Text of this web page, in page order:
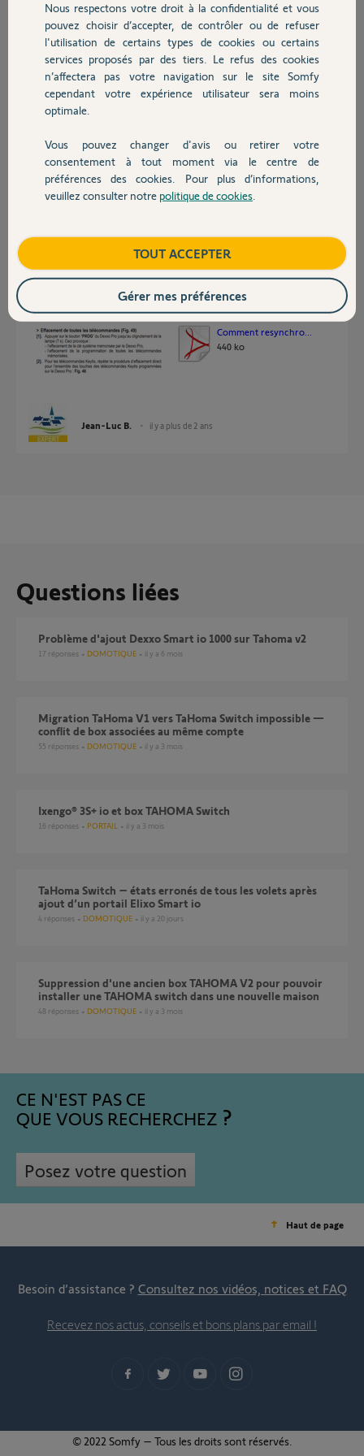
Chauffage
Autres produits
Devis avec un pro
Contact
Merci,
HERVE T.
il y a plus de 2 ans
Participer au fil de discussion
Réponses
Ensuite vous réaffectez vos télécommandes.
Resynchronisez votre Tahoma avec le serveur Somfy.
Bonne journée !
Comment resynchro...
440 ko
Jean-Luc B. il y a plus de 2 ans
Questions liées
Problème d'ajout Dexxo Smart io 1000 sur Tahoma v2
17 réponses DOMOTIQUE il y a 6 mois
Migration TaHoma V1 vers TaHoma Switch impossible —
conflit de box associées au même compte
55 réponses DOMOTIQUE il y a 3 mois
Ixengo® 3S+ io et box TAHOMA Switch
16 réponses PORTAIL il y a 3 mois
TaHoma Switch – états erronés de tous les volets après
ajout d’un portail Elixo Smart io
4 réponses DOMOTIQUE il y a 20 jours
Suppression d'une ancien box TAHOMA V2 pour pouvoir
installer une TAHOMA switch dans une nouvelle maison
48 réponses DOMOTIQUE il y a 3 mois
CE N'EST PAS CE
QUE VOUS RECHERCHEZ
Posez votre question
Haut de page
Besoin d’assistance ? Consultez nos vidéos, notices et FAQ
Recevez nos actus, conseils et bons plans par email !
© 2022 Somfy – Tous les droits sont réservés.
Nous respectons votre droit à la confidentialité et vous
pouvez choisir d’accepter, de contrôler ou de refuser
l'utilisation de certains types de cookies ou certains
services proposés par des tiers. Le refus des cookies
n’affectera pas votre navigation sur le site Somfy
cependant votre expérience utilisateur sera moins
optimale.
Vous pouvez changer d'avis ou retirer votre
consentement à tout moment via le centre de
préférences des cookies. Pour plus d’informations,
veuillez consulter notre politique de cookies
TOUT ACCEPTER
Gérer mes préférences